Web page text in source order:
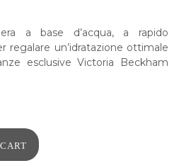
a base d’acqua, a rapido
regalare un’idratazione ottimale
esclusive Victoria Beckham